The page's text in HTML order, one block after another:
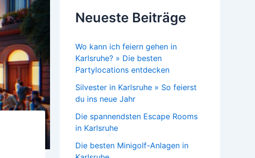
Neueste Beiträge
Wo kann ich feiern gehen in
Karlsruhe? » Die besten
Partylocations entdecken
Silvester in Karlsruhe » So feierst
du ins neue Jahr
Die spannendsten Escape Rooms
in Karlsruhe
Die besten Minigolf-Anlagen in